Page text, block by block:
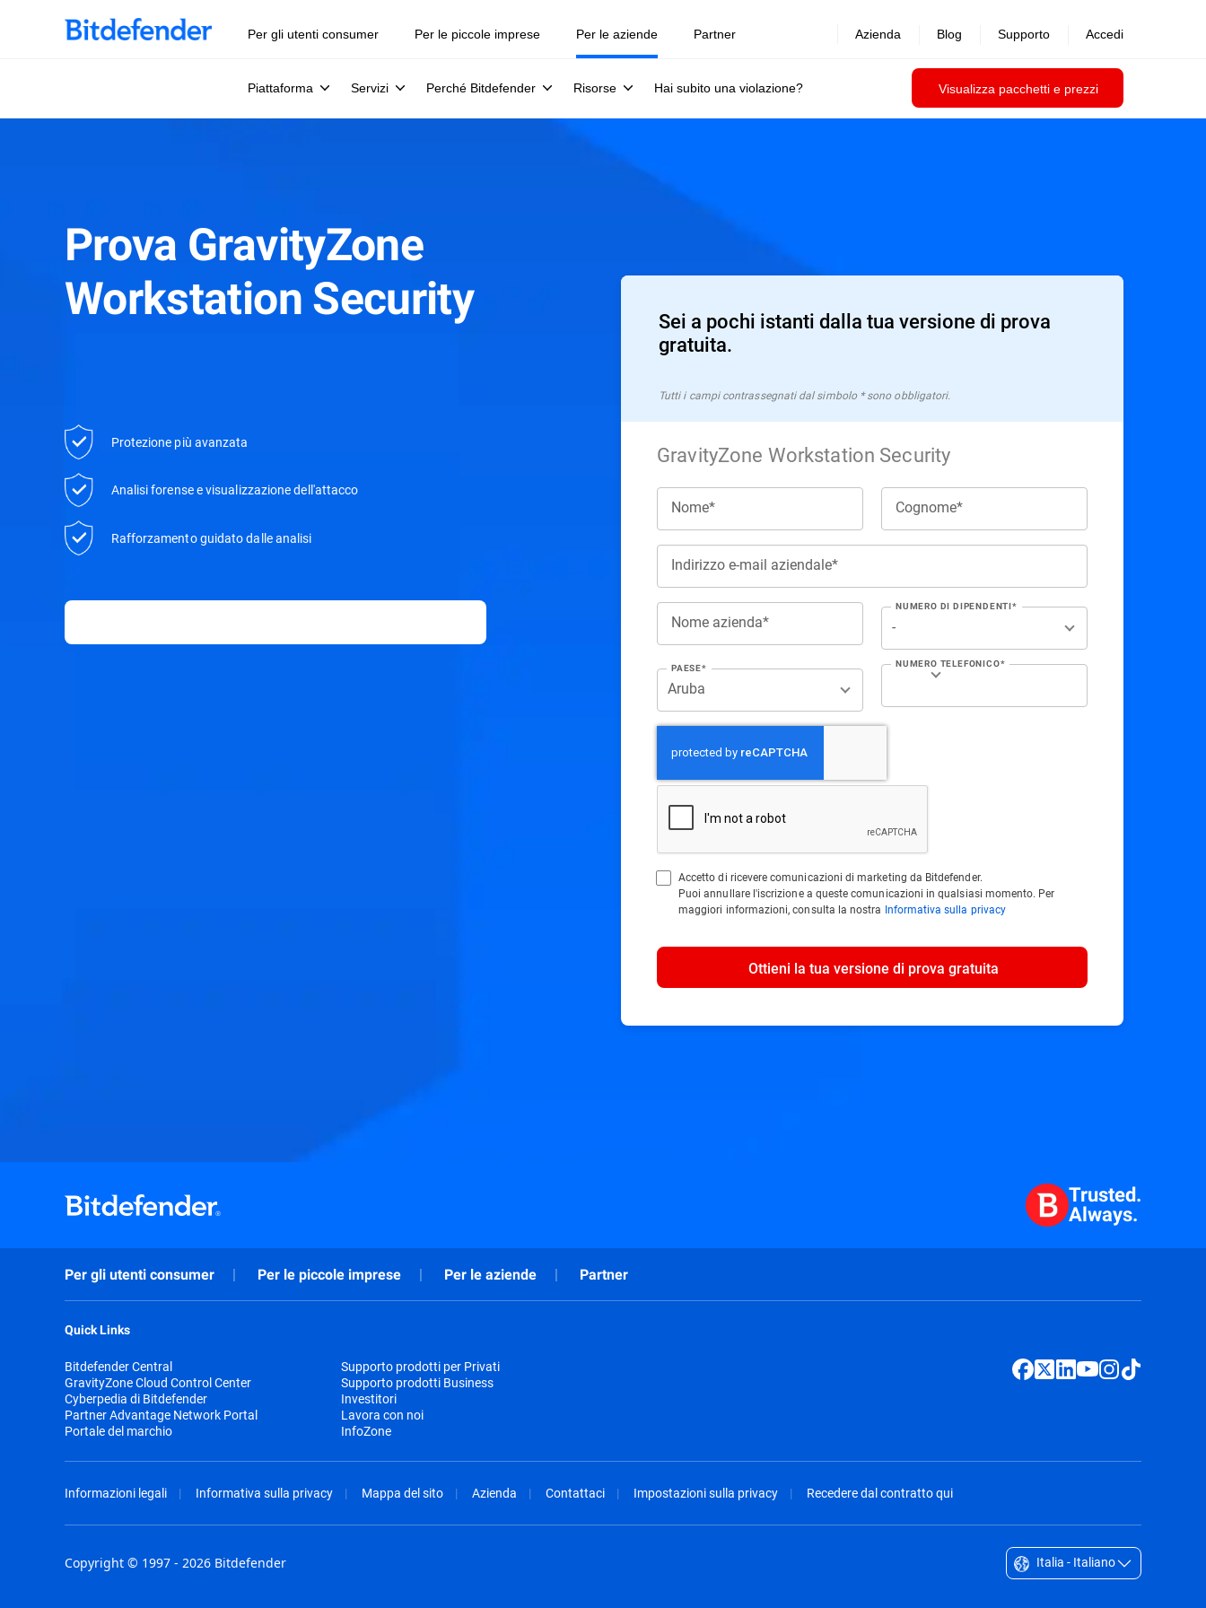
Per gli utenti consumer Per le piccole imprese Per le aziende
Piattaforma Servizi Perché Bitdefender Risorse Hai subito una violazione? Visualizza pacchetti e prezzi
Partner Azienda Blog Supporto Accedi
Prova GravityZone
Workstation Security
Protezione più avanzata
Analisi forense e visualizzazione dell'attacco
Rafforzamento guidato dalle analisi
Sei a pochi istanti dalla tua versione di prova
gratuita.
Tutti i campi contrassegnati dal simbolo * sono obbligatori.
GravityZone Workstation Security
Nome* Cognome*
Indirizzo e-mail aziendale*
Nome azienda*
NUMERO DI DIPENDENTI*
PAESE* NUMERO TELEFONICO*
Accetto di ricevere comunicazioni di marketing da Bitdefender.
Puoi annullare l'iscrizione a queste comunicazioni in qualsiasi momento. Per
maggiori informazioni, consulta la nostra Informativa sulla privacy
Ottieni la tua versione di prova gratuita
Trusted.
Always.
Per gli utenti consumer Per le piccole imprese Per le aziende Partner
Quick Links
Bitdefender Central
GravityZone Cloud Control Center
Cyberpedia di Bitdefender
Partner Advantage Network Portal
Portale del marchio
Supporto prodotti per Privati
Supporto prodotti Business
Investitori
Lavora con noi
InfoZone
Informazioni legali Informativa sulla privacy Mappa del sito Azienda Contattaci Impostazioni sulla privacy Recedere dal contratto qui
Copyright © 1997 - 2026 Bitdefender Italia - Italiano